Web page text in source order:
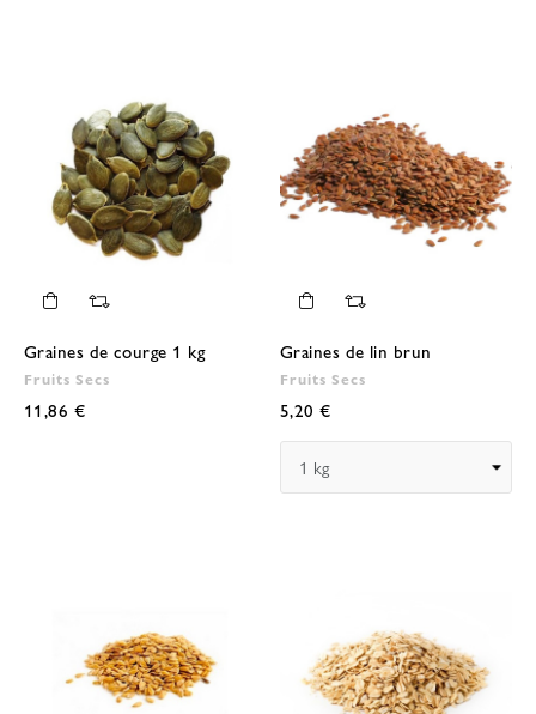
Graines de courge 1 kg
Fruits Secs
11,86 €
Graines de lin brun
Fruits Secs
5,20 €